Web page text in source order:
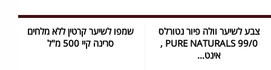
צבע לשיער וולה פיור נטורלס
PURE NATURALS 99/0 ,
אינט...
שמפו לשיער קרטין ללא מלחים
סרינה קיי 500 מ"ל